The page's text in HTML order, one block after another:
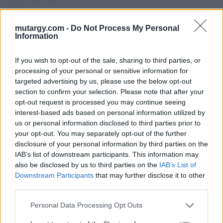
mutargy.com - Do Not Process My Personal
Information
If you wish to opt-out of the sale, sharing to third parties, or
processing of your personal or sensitive information for
targeted advertising by us, please use the below opt-out
section to confirm your selection. Please note that after your
opt-out request is processed you may continue seeing
interest-based ads based on personal information utilized by
us or personal information disclosed to third parties prior to
your opt-out. You may separately opt-out of the further
disclosure of your personal information by third parties on the
IAB’s list of downstream participants. This information may
also be disclosed by us to third parties on the IAB’s List of
Downstream Participants that may further disclose it to other
Personal Data Processing Opt Outs
EGYÉB MŰTÁRGY
1941. Moziplakát
EGYÉB MŰTÁRGY
Juhásznap. Nagy